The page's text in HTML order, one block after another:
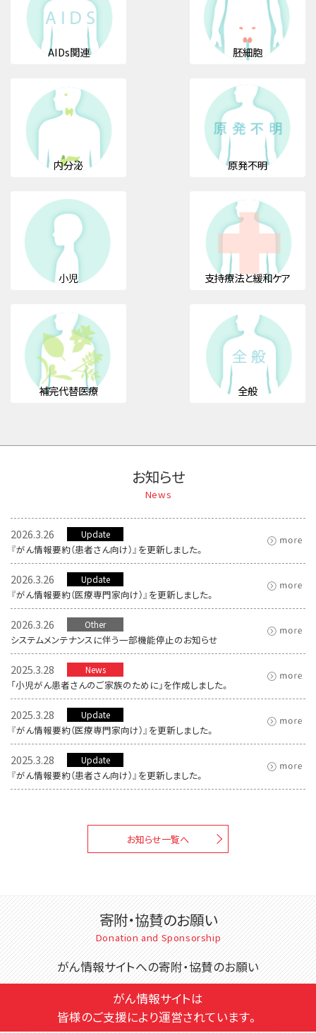
AIDs関連 胚細胞
内分泌 原発不明
小児 支持療法と緩和ケア
補完代替医療 全般
お知らせ
News
2026.3.26 Update
『がん情報要約（患者さん向け）』を更新しました。
2026.3.26 Update
『がん情報要約（医療専門家向け）』を更新しました。
2026.3.26 Other
システムメンテナンスに伴う一部機能停止のお知らせ
2025.3.28 News
「小児がん患者さんのご家族のために」を作成しました。
2025.3.28 Update
『がん情報要約（医療専門家向け）』を更新しました。
2025.3.28 Update
『がん情報要約（患者さん向け）』を更新しました。
お知らせ一覧へ
寄附・協賛のお願い
Donation and Sponsorship
がん情報サイトへの寄附・協賛のお願い
がん情報サイトは
皆様のご支援により運営されています。